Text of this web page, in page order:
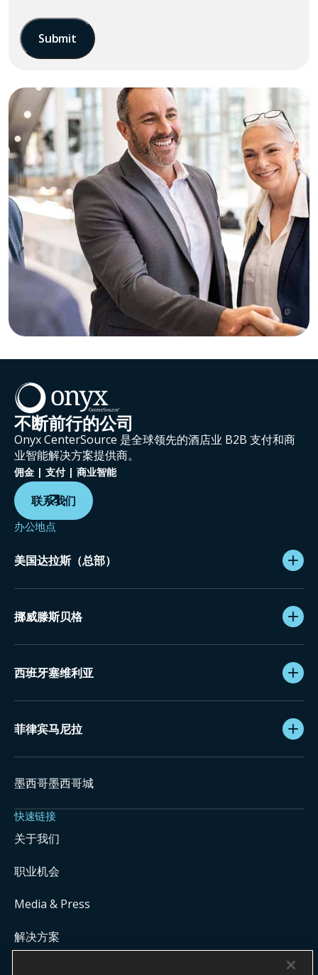
不断前行的公司
Onyx CenterSource 是全球领先的酒店业 B2B 支付和商
业智能解决方案提供商。
佣金 | 支付 | 商业智能
联系我们
办公地点
美国达拉斯（总部）
挪威滕斯贝格
西班牙塞维利亚
菲律宾马尼拉
墨西哥墨西哥城
快速链接
关于我们
职业机会
Media & Press
解决方案